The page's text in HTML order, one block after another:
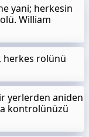
yani; herkesin
William
herkes rolünü
yerlerden aniden
kontrolünüzü